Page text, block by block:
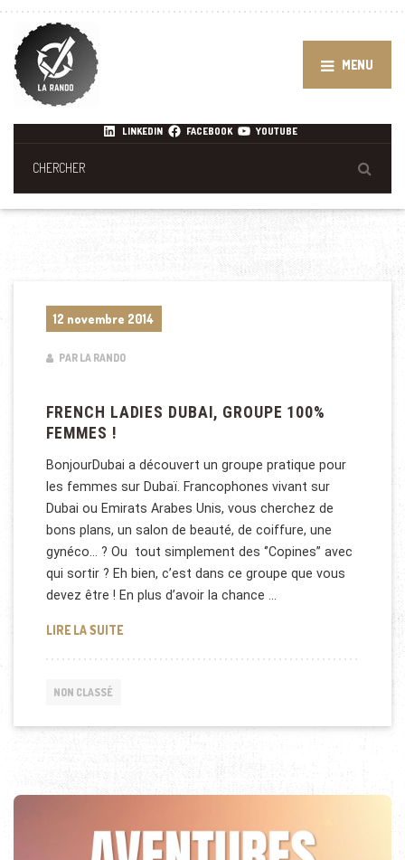
MENU
LINKEDIN FACEBOOK YOUTUBE
12 novembre 2014
PAR LA RANDO
FRENCH LADIES DUBAI, GROUPE 100%
FEMMES !
BonjourDubai a découvert un groupe pratique pour
les femmes sur Dubaï. Francophones vivant sur
Dubai ou Emirats Arabes Unis, vous cherchez de
bons plans, un salon de beauté, de coiffure, une
gynéco… ? Ou tout simplement des ‘’Copines’’ avec
qui sortir ? Eh bien, c’est dans ce groupe que vous
devez être ! En plus d’avoir la chance …
LIRE LA SUITEFRENCH LADIES DUBAI, GROUPE 100% FEMMES !
NON CLASSÉ